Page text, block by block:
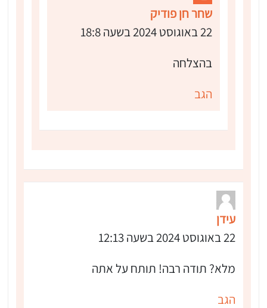
שחר חן פודיק
22 באוגוסט 2024 בשעה 18:8
בהצלחה
הגב
עידן
22 באוגוסט 2024 בשעה 12:13
מלא? תודה רבה! תותח על אתה
הגב